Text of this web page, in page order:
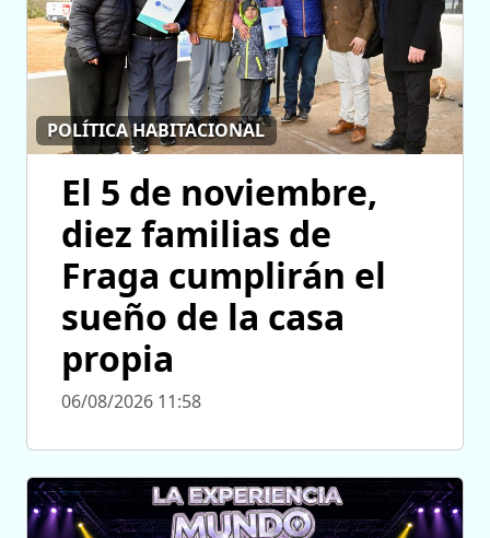
POLÍTICA HABITACIONAL
El 5 de noviembre,
diez familias de
Fraga cumplirán el
sueño de la casa
propia
06/08/2026 11:58